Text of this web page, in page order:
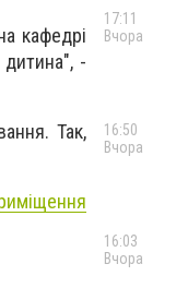
кафедрі
дитина", -
Так,
17:11
Вчора
16:50
Вчора
16:03
Вчора